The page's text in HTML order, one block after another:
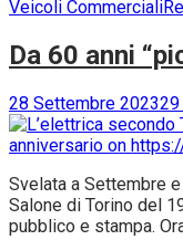
Veicoli Commerciali
Da 60 anni
28 Settembre 202329
Svelata a Settembre
Salone di Torino del
pubblico e stampa.